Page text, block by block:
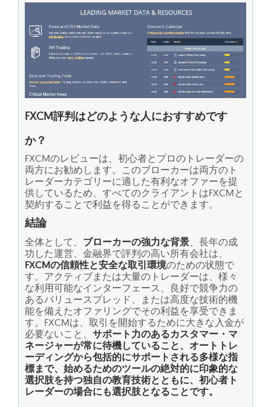
FXCM評判はどのような人におすすめです
か？
FXCMのレビューは、初心者とプロのトレーダーの
両方にお勧めします。このブローカーは両方のト
レーダーカテゴリーに適した有利なオファーを提
供しているため、すべてのクライアントはFXCMと
契約することで利益を得ることができます。
結論
全体として、 ブローカーの強力な背景、長年の成
功した運営、金融界で評判の高い所有会社は、
FXCMの信頼性と安全な取引環境のための状態で
す。アクティブまたは大量のトレーダーは、様々
な利用可能なインターフェース、良好で競争力の
あるバリュースプレッド、または高度な技術的機
能を備えたオファリングでその利益を享受できま
す。FXCMは、取引を開始するために大きな入金が
必要ないこと、 サポート力のあるカスタマー・マ
ネージャーが常に待機していること、オートトレ
ーディングから包括的にサポートされる多様な指
標まで、始めるためのツールの絶対的に印象的な
選択肢を持つ独自の教育技術とともに、初心者ト
レーダーの場合にも選択肢となることです。